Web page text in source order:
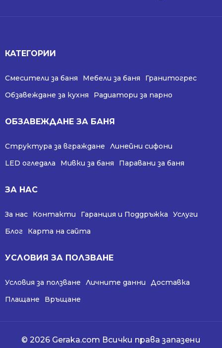
КАТЕГОРИИ
Смесители за баня Мебели за баня
Гранитогрес
Обзавеждане за кухня
Радиатори за парно
ОБЗАВЕЖДАНЕ ЗА БАНЯ
Структура за вграждане
Линейни сифони
LED огледала
Мивки за баня Паравани за баня
ЗА НАС
За нас Контакти Гаранция и Поддръжка
Услуги
Блог
Карта на сайта
УСЛОВИЯ ЗА ПОЛЗВАНЕ
Условия за ползване Личните данни
Доставка
Плащане
Връщане
© 2026 Geraka.com Всички права запазени